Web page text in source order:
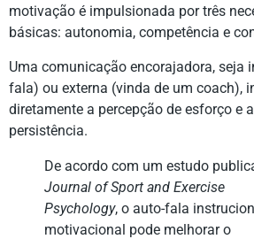
motivação é impulsionada por três
básicas: autonomia, competência e
Uma comunicação encorajadora, seja
fala) ou externa (vinda de um coach),
diretamente a percepção de esforço e a
persistência.
De acordo com um estudo
Journal of Sport and Exercise
Psychology, o auto-fala
motivacional pode melhorar o